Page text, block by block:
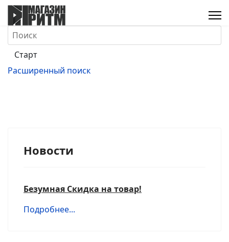
Расширенный поиск
Новости
Безумная Скидка на товар!
Подробнее...